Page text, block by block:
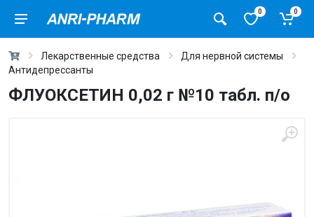
0 0
Лекарственные средства
Для нервной системы
Антидепрессанты
ФЛУОКСЕТИН 0,02 г №10 табл. п/о